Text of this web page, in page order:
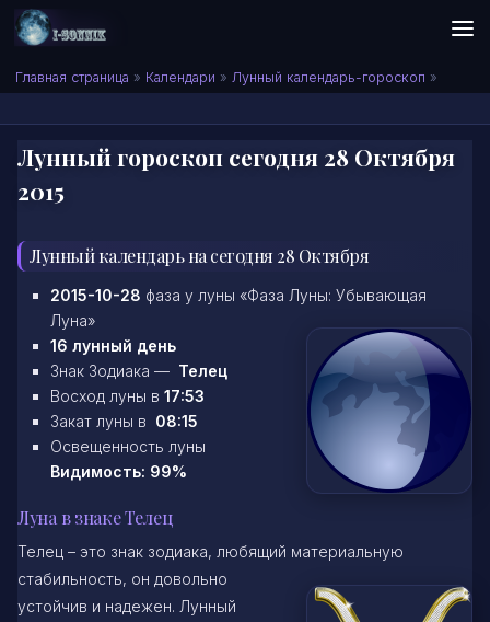
Skip to content
Сонник I-SONNIK.COM
Главная страница » Календари » Лунный календарь-гороскоп »
Лунный гороскоп сегодня 28 Октября
2015
Лунный календарь на сегодня 28 Октября
2015-10-28 фаза у луны «Фаза Луны: Убывающая
Луна»
16 лунный день
Знак Зодиака — Телец
Восход луны в 17:53
Закат луны в 08:15
Освещенность луны
Видимость: 99%
Луна в знаке Телец
Телец – это знак зодиака, любящий материальную
стабильность, он довольно
устойчив и надежен. Лунный